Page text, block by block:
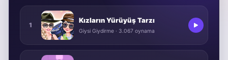
1
Kızların Yürüyüş Tarzı
Giysi Giydirme · 3.067 oynama